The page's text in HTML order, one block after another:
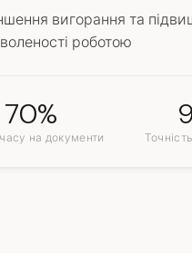
вигорання та
роботою
70%
на документи